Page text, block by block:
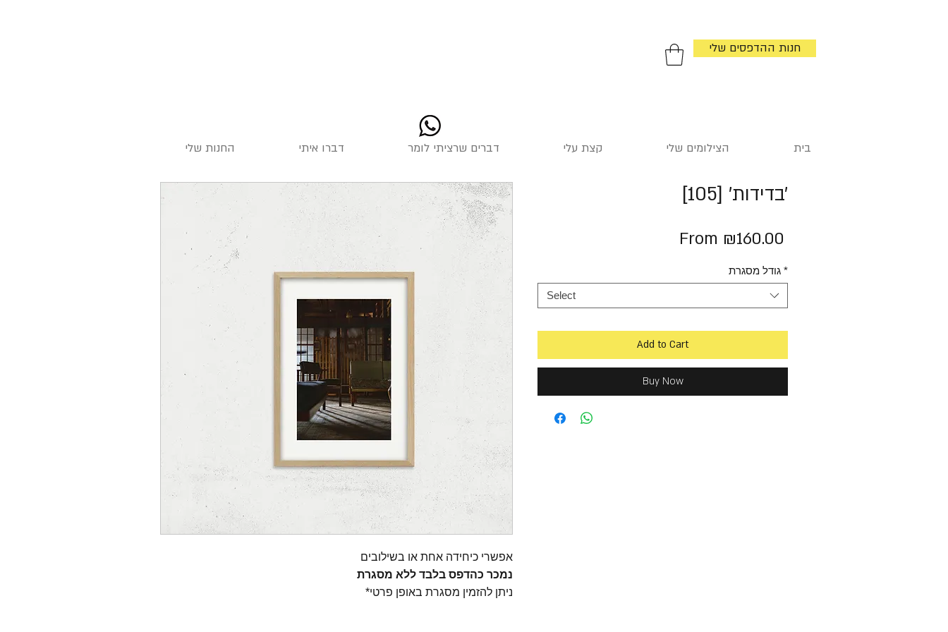
חנות ההדפסים שלי
בית הצילומים שלי קצת עלי דברים שרציתי לומר דברו איתי החנות שלי
אפשרי כיחידה אחת או בשילובים
נמכר כהדפס בלבד ללא מסגרת
*ניתן להזמין מסגרת באופן פרטי
׳בדידות׳ [105]
From ₪160.00
גודל מסגרת *
Select
Add to Cart
Buy Now